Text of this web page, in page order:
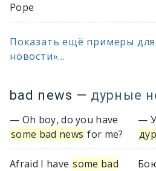
Pope
Показать ещё примеры
новости»...
bad news — дурные
— Oh boy, do you have
some bad news for me?
— У
Afraid I have some bad